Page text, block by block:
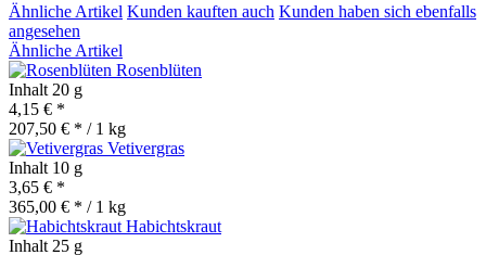
Ähnliche Artikel Kunden kauften auch Kunden haben sich ebenfalls
angesehen
Ähnliche Artikel
Rosenblüten
Inhalt 20 g
4,15 € *
207,50 € * / 1 kg
Vetivergras
Inhalt 10 g
3,65 € *
365,00 € * / 1 kg
Habichtskraut
Inhalt 25 g